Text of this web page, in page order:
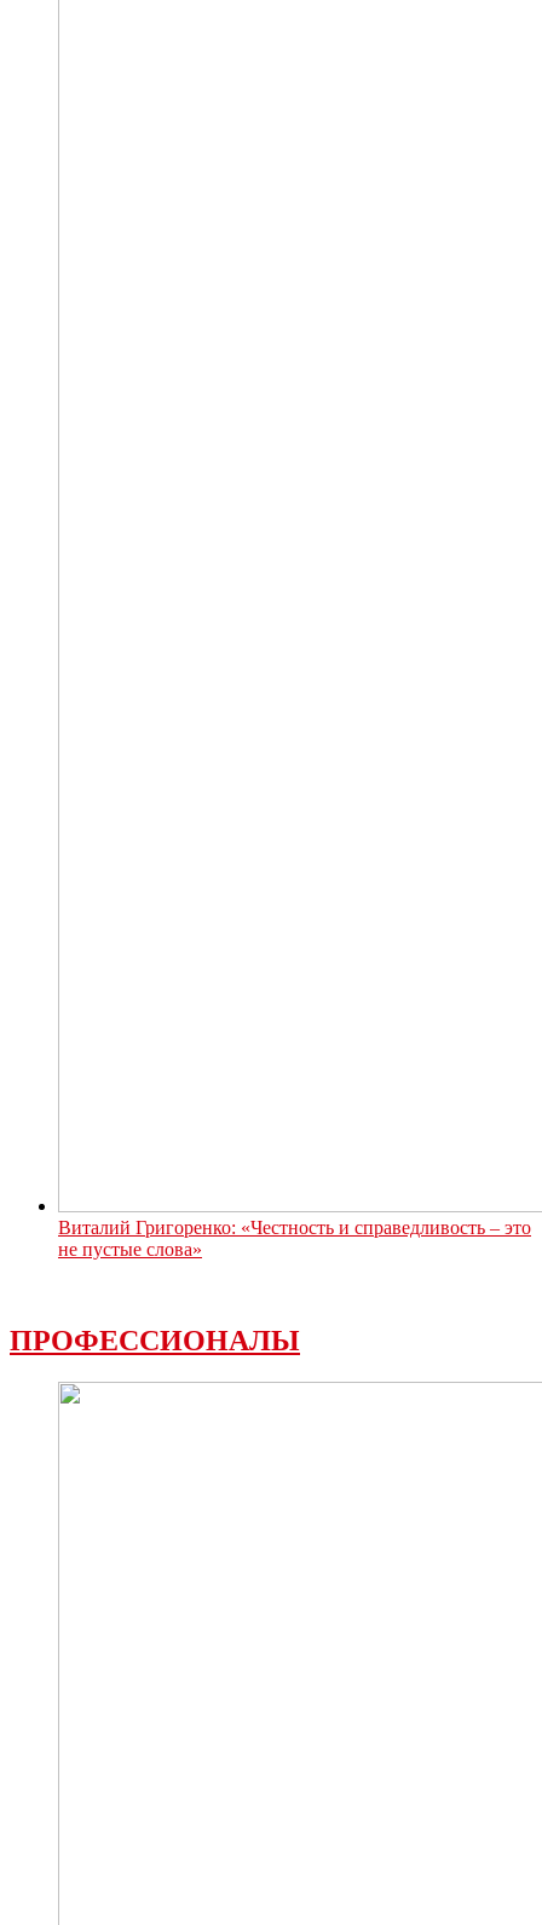
Виталий Григоренко: «Честность и справедливость – это
не пустые слова»
ПРОФЕССИОНАЛЫ